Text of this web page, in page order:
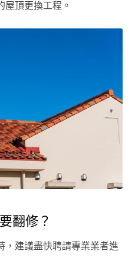
屋頂更換工程。
翻修？
，建議盡快聘請專業業者進